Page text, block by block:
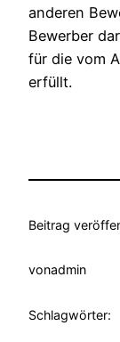
anderen
Bewerber
für die vom
erfüllt.
Beitrag
vonadmin
Schlagwörter: